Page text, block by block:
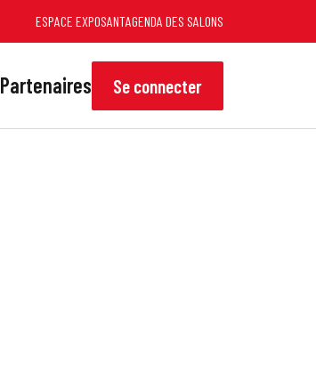
ESPACE EXPOSANTAGENDA DES SALONS
Partenaires Se connecter